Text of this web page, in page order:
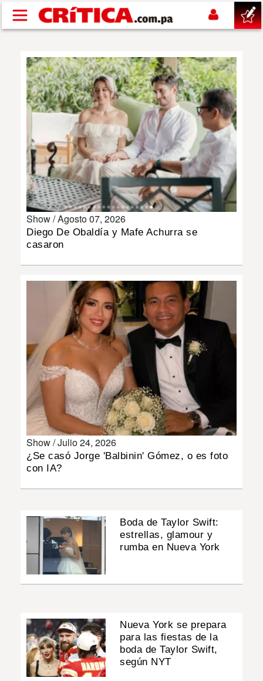
Pasar al contenido principal
SUCESOS
POLÍTICA
SHOW
DEPORTES
IMPRESO
Show /Agosto 07, 2026
Diego De Obaldía y Mafe Achurra se
casaron
Show /Julio 24, 2026
¿Se casó Jorge 'Balbinin' Gómez, o es foto
con IA?
Boda de Taylor Swift:
estrellas, glamour y
rumba en Nueva York
Nueva York se prepara
para las fiestas de la
boda de Taylor Swift,
según NYT